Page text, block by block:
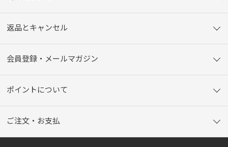
返品とキャンセル
会員登録・メールマガジン
ポイントについて
ご注文・お支払